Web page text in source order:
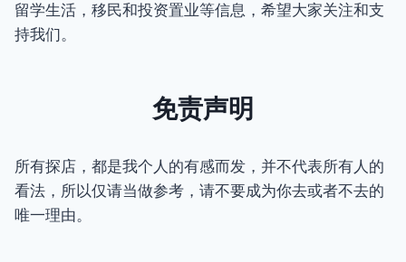
留学生活，移民和投资置业等信息，希望大家关注和支
持我们。
免责声明
所有探店，都是我个人的有感而发，并不代表所有人的
看法，所以仅请当做参考，请不要成为你去或者不去的
唯一理由。